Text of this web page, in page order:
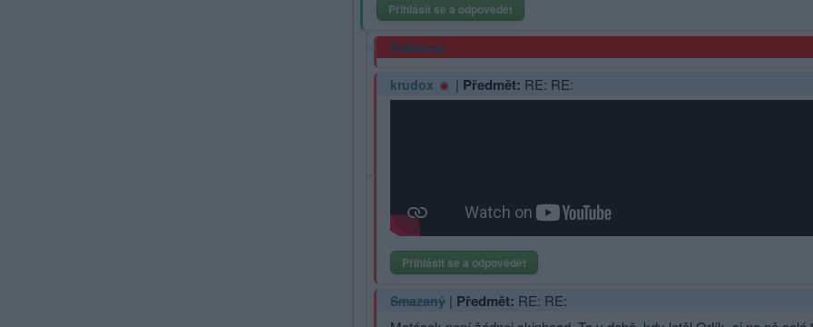
Přihlásit se a odpovědět
Reklama
krudox | Předmět: RE: RE:
Přihlásit se a odpovědět
Smazaný | Předmět: RE: RE: